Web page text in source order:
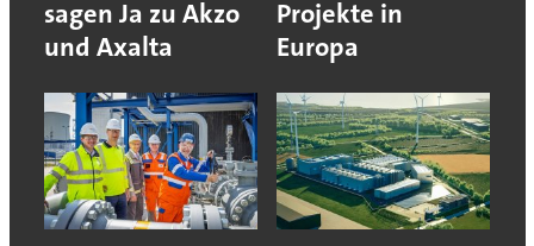
sagen Ja zu Akzo
und Axalta
Projekte in
Europa